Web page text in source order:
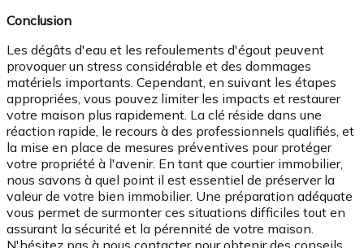
Conclusion
Les dégâts d'eau et les refoulements d'égout peuvent
provoquer un stress considérable et des dommages
matériels importants. Cependant, en suivant les étapes
appropriées, vous pouvez limiter les impacts et restaurer
votre maison plus rapidement. La clé réside dans une
réaction rapide, le recours à des professionnels qualifiés, et
la mise en place de mesures préventives pour protéger
votre propriété à l'avenir. En tant que courtier immobilier,
nous savons à quel point il est essentiel de préserver la
valeur de votre bien immobilier. Une préparation adéquate
vous permet de surmonter ces situations difficiles tout en
assurant la sécurité et la pérennité de votre maison.
N'hésitez pas à nous contacter pour obtenir des conseils